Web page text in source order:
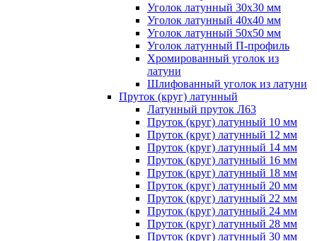
Уголок латунный 30x30 мм
Уголок латунный 40x40 мм
Уголок латунный 50x50 мм
Уголок латунный П-профиль
Хромированный уголок из
латуни
Шлифованный уголок из латуни
Пруток (круг) латунный
Латунный пруток Л63
Пруток (круг) латунный 10 мм
Пруток (круг) латунный 12 мм
Пруток (круг) латунный 14 мм
Пруток (круг) латунный 16 мм
Пруток (круг) латунный 18 мм
Пруток (круг) латунный 20 мм
Пруток (круг) латунный 22 мм
Пруток (круг) латунный 24 мм
Пруток (круг) латунный 28 мм
Пруток (круг) латунный 30 мм